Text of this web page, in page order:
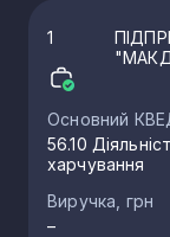
1
Основний
56.10
харчування
Виручка, грн
–